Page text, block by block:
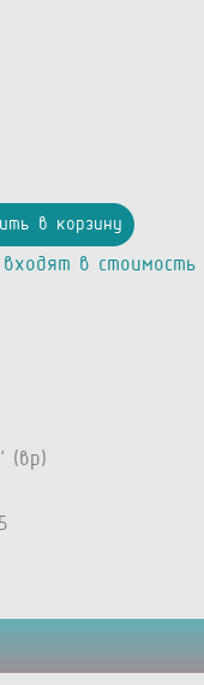
в корзину
входят в стоимость
(вр)